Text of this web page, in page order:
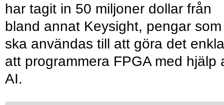
har tagit in 50 miljoner dollar från
bland annat Keysight, pengar som
ska användas till att göra det
att programmera FPGA med hjälp
AI.